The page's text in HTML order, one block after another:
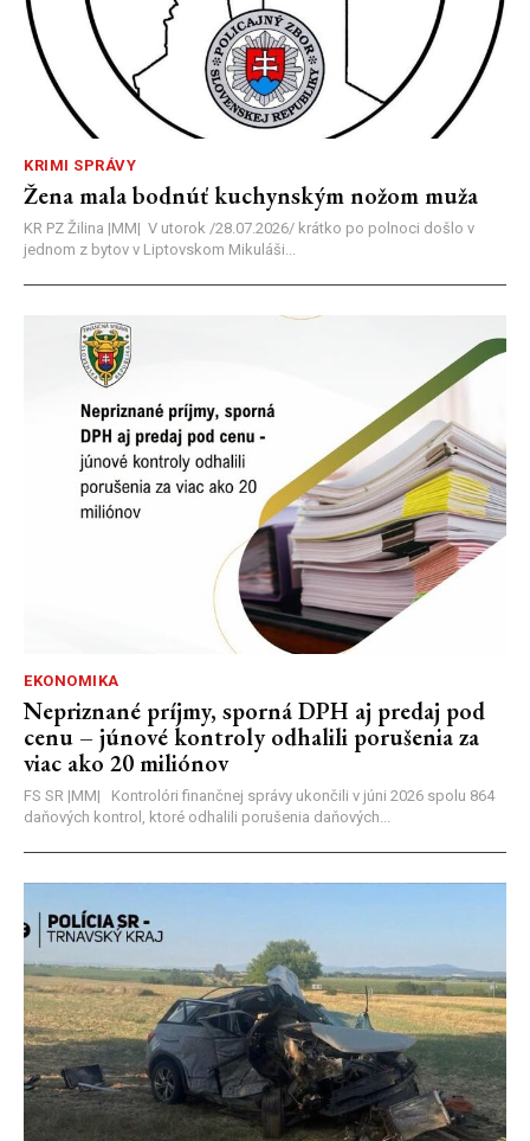
KRIMI SPRÁVY
Žena mala bodnúť kuchynským nožom muža
KR PZ Žilina |MM| V utorok /28.07.2026/ krátko po polnoci došlo v
jednom z bytov v Liptovskom Mikuláši...
EKONOMIKA
Nepriznané príjmy, sporná DPH aj predaj pod
cenu – júnové kontroly odhalili porušenia za
viac ako 20 miliónov
FS SR |MM| Kontrolóri finančnej správy ukončili v júni 2026 spolu 864
daňových kontrol, ktoré odhalili porušenia daňových...